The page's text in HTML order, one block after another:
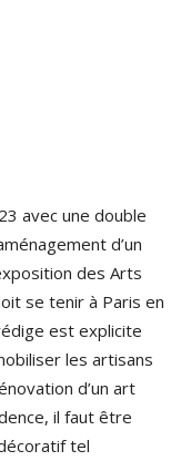
avec une double
d’un
des Arts
se tenir à Paris en
est explicite
les artisans
d’un art
il faut être
tel